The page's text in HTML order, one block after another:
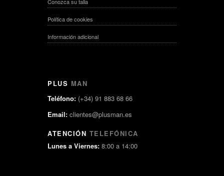
Política de cookies
Información adicional
PLUS MAN
Teléfono: (+34) 91 883 68 66
Email: clientes@plusman.es
ATENCIÓN TELEFÓNICA
Lunes a Viernes: 8:00 a 14:00